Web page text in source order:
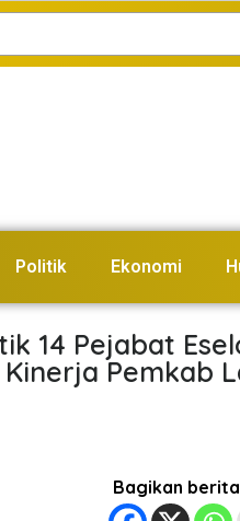
Politik Ekonomi
14 Pejabat
Pemkab
Bagikan berita